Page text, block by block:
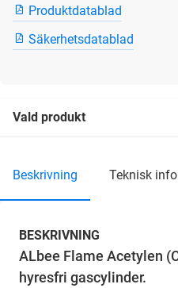
Produktdatablad
Säkerhetsdatablad
Vald produkt
beskrivning teknisk
BESKRIVNING
ALbee Flame Acetylen
hyresfri gascylinder.